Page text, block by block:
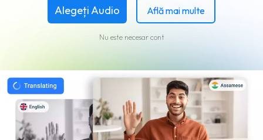
Alegeți Audio Află mai multe
Nu este necesar cont